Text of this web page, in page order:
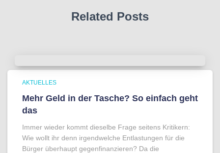
Related Posts
AKTUELLES
Mehr Geld in der Tasche? So einfach geht
das
Immer wieder kommt dieselbe Frage seitens Kritikern:
Wie wollt ihr denn irgendwelche Entlastungen für die
Bürger überhaupt gegenfinanzieren? Da die